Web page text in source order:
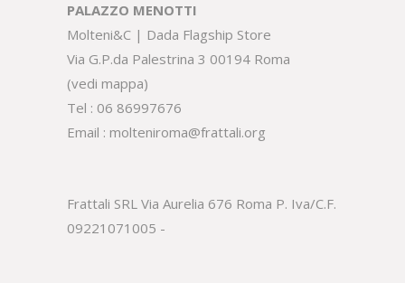
PALAZZO MENOTTI
Molteni&C | Dada Flagship Store
Via G.P.da Palestrina 3 00194 Roma
(vedi mappa)
Tel : 06 86997676
Email : molteniroma@frattali.org
Frattali SRL Via Aurelia 676 Roma P. Iva/C.F.
09221071005 -